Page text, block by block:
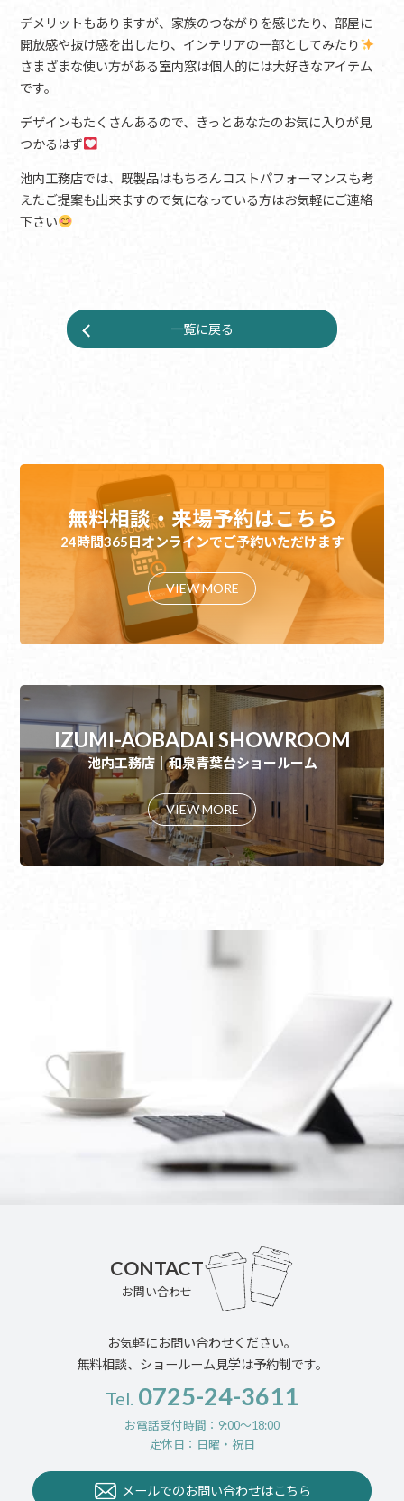
デメリットもありますが、家族のつながりを感じたり、部屋に
開放感や抜け感を出したり、インテリアの一部としてみたり
さまざまな使い方がある室内窓は個人的には大好きなアイテム
です。
デザインもたくさんあるので、きっとあなたのお気に入りが見
つかるはず
池内工務店では、既製品はもちろんコストパフォーマンスも考
えたご提案も出来ますので気になっている方はお気軽にご連絡
下さい
一覧に戻る
無料相談・来場予約はこちら
24時間365日オンラインでご予約いただけます
VIEW MORE
IZUMI-AOBADAI SHOWROOM
池内工務店｜和泉青葉台ショールーム
VIEW MORE
CONTACT
お問い合わせ
お気軽にお問い合わせください。
無料相談、ショールーム見学は予約制です。
Tel. 0725-24-3611
お電話受付時間：9:00〜18:00
定休日：日曜・祝日
メールでのお問い合わせはこちら